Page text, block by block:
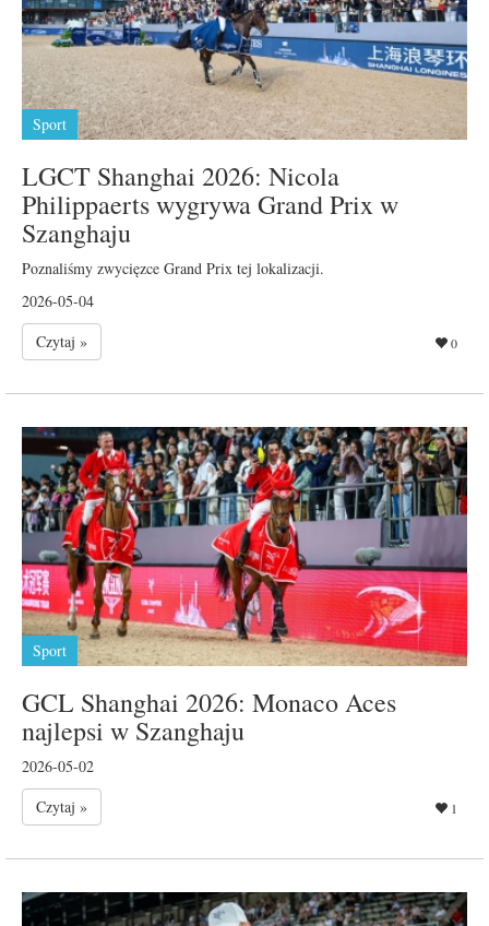
Sport
LGCT Shanghai 2026: Nicola
Philippaerts wygrywa Grand Prix w
Szanghaju
Poznaliśmy zwycięzce Grand Prix tej lokalizacji.
2026-05-04
Czytaj »
0
Sport
GCL Shanghai 2026: Monaco Aces
najlepsi w Szanghaju
2026-05-02
Czytaj »
1